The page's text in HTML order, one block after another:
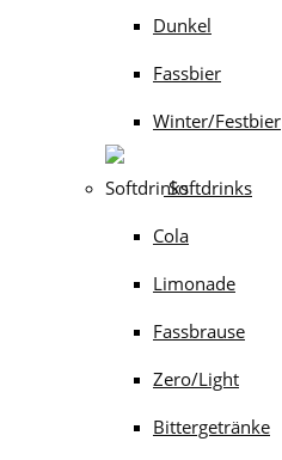
Dunkel
Fassbier
Winter/Festbier
Softdrinks
Cola
Limonade
Fassbrause
Zero/Light
Bittergetränke